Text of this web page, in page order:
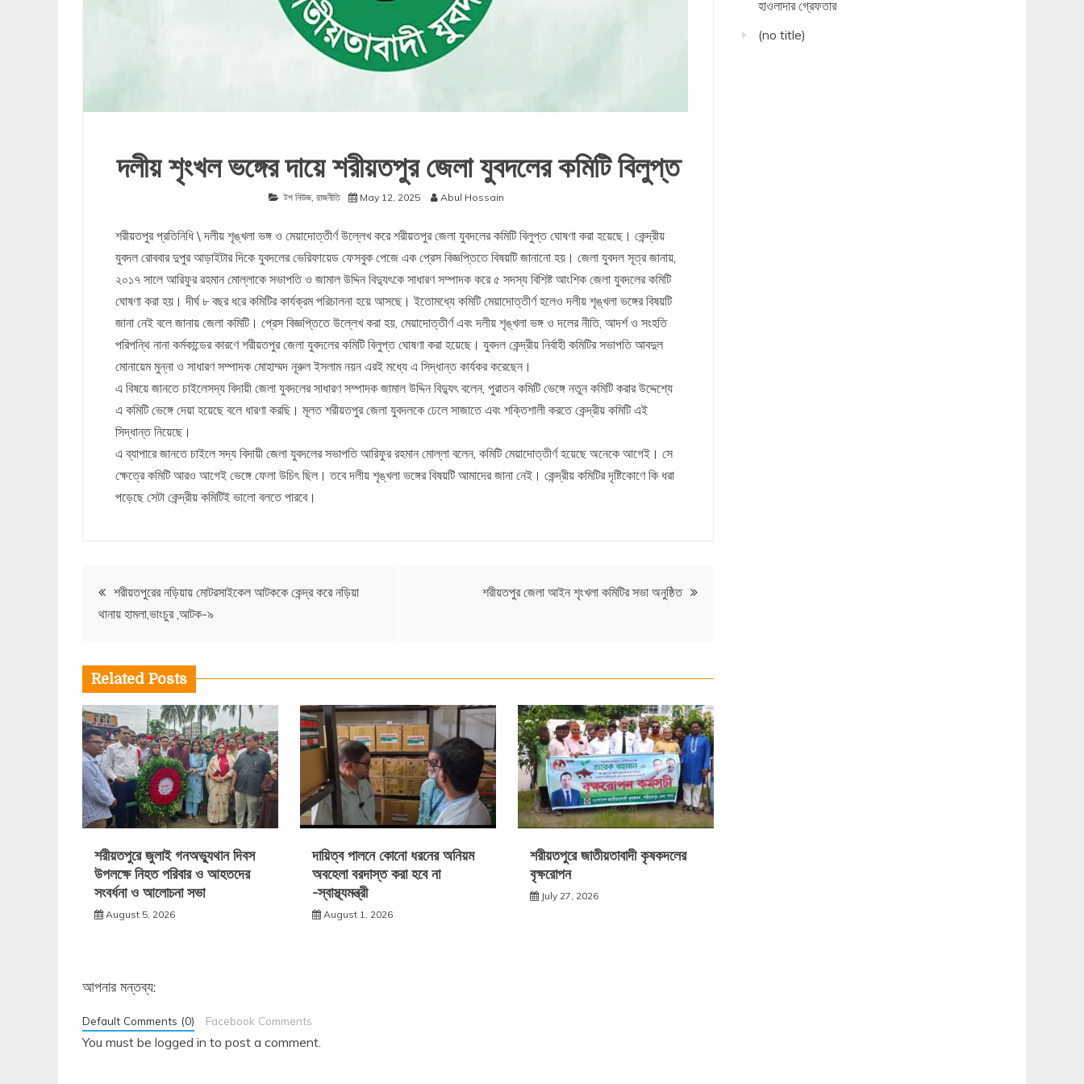
দলীয় শৃংখল ভঙ্গের দায়ে শরীয়তপুর জেলা যুবদলের কমিটি বিলুপ্ত
টপ নিউজ, রাজনীতি May 12, 2025 Abul Hossain
শরীয়তপুর প্রতিনিধি \ দলীয় শৃঙ্খলা ভঙ্গ ও মেয়াদোত্তীর্ণ উল্লেখ করে শরীয়তপুর জেলা যুবদলের কমিটি বিলুপ্ত ঘোষণা করা হয়েছে। কেন্দ্রীয়
যুবদল রোববার দুপুর আড়াইটার দিকে যুবদলের ভেরিফায়েড ফেসবুক পেজে এক প্রেস বিজ্ঞপ্তিতে বিষয়টি জানানো হয়। জেলা যুবদল সূত্র জানায়,
২০১৭ সালে আরিফুর রহমান মোল্লাকে সভাপতি ও জামাল উদ্দিন বিদ্যুৎকে সাধারণ সম্পাদক করে ৫ সদস্য বিশিষ্ট আংশিক জেলা যুবদলের কমিটি
ঘোষণা করা হয়। দীর্ঘ ৮ বছর ধরে কমিটির কার্যক্রম পরিচালনা হয়ে আসছে। ইতোমধ্যে কমিটি মেয়াদোত্তীর্ণ হলেও দলীয় শৃঙ্খলা ভঙ্গের বিষয়টি
জানা নেই বলে জানায় জেলা কমিটি। প্রেস বিজ্ঞপ্তিতে উল্লেখ করা হয়, মেয়াদোত্তীর্ণ এবং দলীয় শৃঙ্খলা ভঙ্গ ও দলের নীতি, আদর্শ ও সংহতি
পরিপন্থি নানা কর্মকান্ডের কারণে শরীয়তপুর জেলা যুবদলের কমিটি বিলুপ্ত ঘোষণা করা হয়েছে। যুবদল কেন্দ্রীয় নির্বাহী কমিটির সভাপতি আবদুল
মোনায়েম মুন্না ও সাধারণ সম্পাদক মোহাম্মদ নূরুল ইসলাম নয়ন এরই মধ্যে এ সিদ্ধান্ত কার্যকর করেছেন।
এ বিষয়ে জানতে চাইলেসদ্য বিদায়ী জেলা যুবদলের সাধারণ সম্পাদক জামাল উদ্দিন বিদ্যুৎ বলেন, পুরাতন কমিটি ভেঙ্গে নতুন কমিটি করার উদ্দেশ্যে
এ কমিটি ভেঙ্গে দেয়া হয়েছে বলে ধারণা করছি। মূলত শরীয়তপুর জেলা যুবদলকে ঢেলে সাজাতে এবং শক্তিশালী করতে কেন্দ্রীয় কমিটি এই
সিদ্ধান্ত নিয়েছে।
এ ব্যাপারে জানতে চাইলে সদ্য বিদায়ী জেলা যুবদলের সভাপতি আরিফুর রহমান মোল্লা বলেন, কমিটি মেয়াদোত্তীর্ণ হয়েছে অনেকে আগেই। সে
ক্ষেত্রে কমিটি আরও আগেই ভেঙ্গে ফেলা উচিৎ ছিল। তবে দলীয় শৃঙ্খলা ভঙ্গের বিষয়টি আমাদের জানা নেই। কেন্দ্রীয় কমিটির দৃষ্টিকোণে কি ধরা
পড়েছে সেটা কেন্দ্রীয় কমিটিই ভালো বলতে পারবে।
Post
navigation
শরীয়তপুরের নড়িয়ায় মোটরসাইকেল আটককে কেন্দ্র করে নড়িয়া
থানায় হামলা,ভাংচুর ,আটক-৯
শরীয়তপুর জেলা আইন শৃংখলা কমিটির সভা অনুষ্ঠিত
Related Posts
শরীয়তপুরে জুলাই গনঅভ্যুথান দিবস
উপলক্ষে নিহত পরিবার ও আহতদের
সংবর্ধনা ও আলোচনা সভা
August 5, 2026
দায়িত্ব পালনে কোনো ধরনের অনিয়ম
অবহেলা বরদাস্ত করা হবে না
-স্বাস্থ্যমন্ত্রী
August 1, 2026
শরীয়তপুরে জাতীয়তাবাদী কৃষকদলের
বৃক্ষরোপন
July 27, 2026
আপনার মন্তব্য:
Default Comments (0) Facebook Comments
You must be logged in to post a comment.
হাওলাদার গ্রেফতার
(no title)